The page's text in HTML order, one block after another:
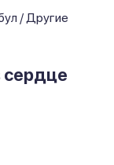
/Другие
сердце